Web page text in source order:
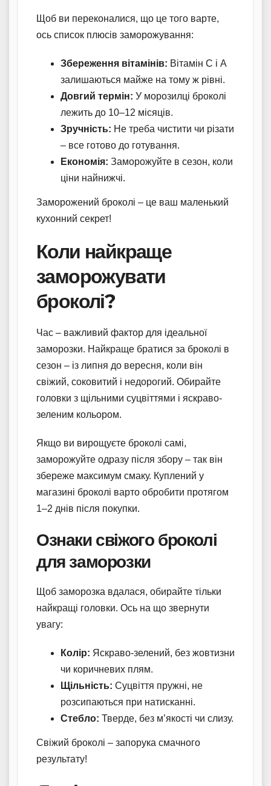
Щоб ви переконалися, що це того варте,
ось список плюсів заморожування:
Збереження вітамінів: Вітамін С і А
залишаються майже на тому ж рівні.
Довгий термін: У морозилці броколі
лежить до 10–12 місяців.
Зручність: Не треба чистити чи різати
– все готово до готування.
Економія: Заморожуйте в сезон, коли
ціни найнижчі.
Заморожений броколі – це ваш маленький
кухонний секрет!
Коли найкраще
заморожувати
броколі?
Час – важливий фактор для ідеальної
заморозки. Найкраще братися за броколі в
сезон – із липня до вересня, коли він
свіжий, соковитий і недорогий. Обирайте
головки з щільними суцвіттями і яскраво-
зеленим кольором.
Якщо ви вирощуєте броколі самі,
заморожуйте одразу після збору – так він
збереже максимум смаку. Куплений у
магазині броколі варто обробити протягом
1–2 днів після покупки.
Ознаки свіжого броколі
для заморозки
Щоб заморозка вдалася, обирайте тільки
найкращі головки. Ось на що звернути
увагу:
Колір: Яскраво-зелений, без жовтизни
чи коричневих плям.
Щільність: Суцвіття пружні, не
розсипаються при натисканні.
Стебло: Тверде, без м’якості чи слизу.
Свіжий броколі – запорука смачного
результату!